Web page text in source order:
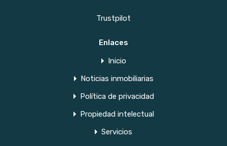
Trustpilot
Enlaces
Inicio
Noticias inmobiliarias
Política de privacidad
Propiedad intelectual
Servicios